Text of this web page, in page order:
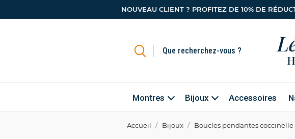
NOUVEAU CLIENT ? PROFITEZ DE 10% DE
Montres Bijoux Accessoires
Accueil Bijoux Boucles pendantes